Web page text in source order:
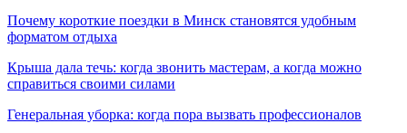
Почему короткие поездки в Минск становятся удобным
форматом отдыха
Крыша дала течь: когда звонить мастерам, а когда можно
справиться своими силами
Генеральная уборка: когда пора вызвать профессионалов